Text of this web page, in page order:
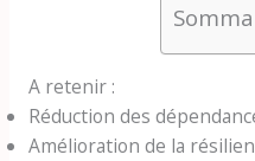
A retenir :
Réduction des
Amélioration de la